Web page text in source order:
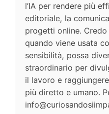
l’IA per rendere più
editoriale, la
progetti online.
quando viene usata
sensibilità, possa
straordinario per
il lavoro e
più diretto e umano.